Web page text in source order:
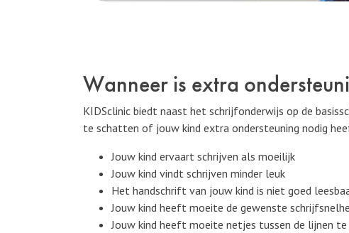
Wanneer is extra
KIDSclinic biedt naast het schrijfonderwijs op de
te schatten of jouw kind extra ondersteuning nodig
Jouw kind ervaart schrijven als moeilijk
Jouw kind vindt schrijven minder leuk
Het handschrift van jouw kind is niet goed
Jouw kind heeft moeite de gewenste
Jouw kind heeft moeite netjes tussen de lijnen te